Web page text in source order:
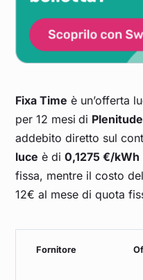
Fixa Time è un’offerta
per 12 mesi di Plenitude
addebito diretto sul
luce è di0,1275 €/kWh
fissa, mentre il costo
12€ al mese di quota
Fornitore